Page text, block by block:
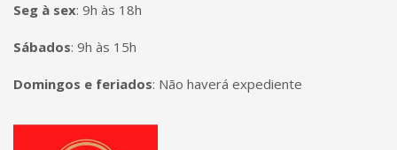
Seg à sex: 9h às 18h
Sábados: 9h às 15h
Domingos e feriados: Não haverá expediente
Página inicial